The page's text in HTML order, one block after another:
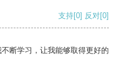
支持[0] 反对[0]
断学习，让我能够取得更好的